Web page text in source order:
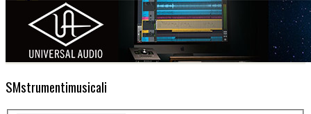
SMstrumentimusicali